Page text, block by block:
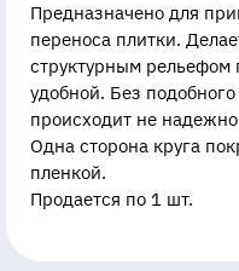
Предназначено для
переноса плитки.
структурным рельефом
удобной. Без
происходит не
Одна сторона круга
пленкой.
Продается по 1 шт.